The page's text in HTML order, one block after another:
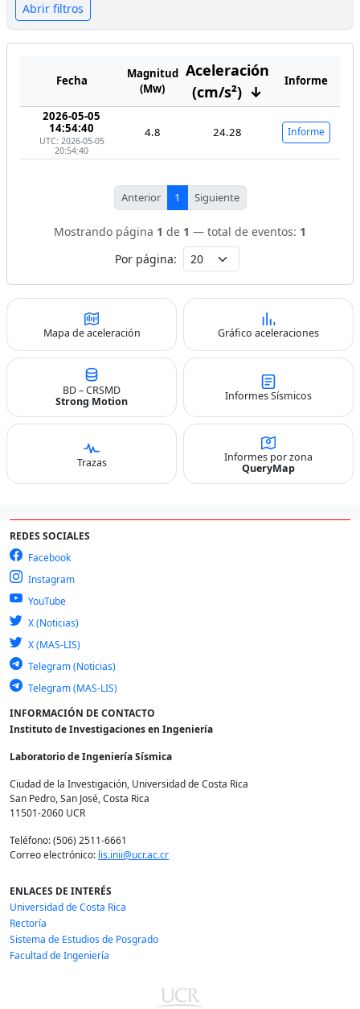
Abrir filtros
Fecha
Magnitud
(Mw)
Aceleración
(cm/s²) ↓
Informe
2026-05-05
14:54:40
UTC: 2026-05-05
20:54:40
4.8 24.28 Informe
Anterior 1 Siguiente
Mostrando página 1 de 1 — total de eventos: 1
Por página:
Mapa de aceleración Gráfico aceleraciones
BD – CRSMD
Strong Motion
Informes Sísmicos
Trazas
Informes por zona
QueryMap
REDES SOCIALES
Facebook
Instagram
YouTube
X (Noticias)
X (MAS-LIS)
Telegram (Noticias)
Telegram (MAS-LIS)
INFORMACIÓN DE CONTACTO
Instituto de Investigaciones en Ingeniería
Laboratorio de Ingeniería Sísmica
Ciudad de la Investigación, Universidad de Costa Rica
San Pedro, San José, Costa Rica
11501-2060 UCR
Teléfono: (506) 2511-6661
Correo electrónico: lis.inii@ucr.ac.cr
ENLACES DE INTERÉS
Universidad de Costa Rica
Rectoría
Sistema de Estudios de Posgrado
Facultad de Ingeniería